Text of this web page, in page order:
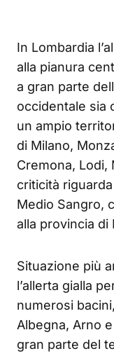
In Lombardia
alla pianura
a gran parte
occidentale sia
un ampio
di Milano,
Cremona, Lodi,
criticità riguarda
Medio Sangro,
alla provincia di
Situazione più
l’allerta gialla
numerosi
Albegna, Arno
gran parte del